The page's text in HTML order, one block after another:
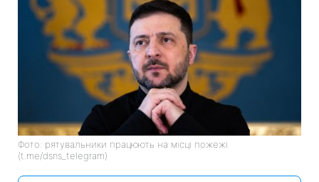
Фото: рятувальники працюють на місці пожежі
(t.me/dsns_telegram)